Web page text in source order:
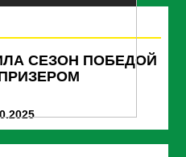
СЕЗОН ПОБЕДОЙ